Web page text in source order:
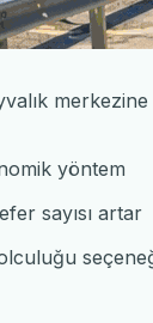
yöntem
sayısı artar